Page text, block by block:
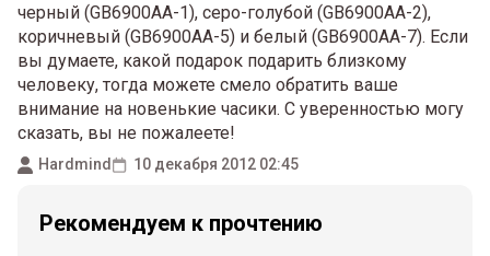
черный (GB6900AA-1), серо-голубой (GB6900AA-2),
коричневый (GB6900AA-5) и белый (GB6900AA-7). Если
вы думаете, какой подарок подарить близкому
человеку, тогда можете смело обратить ваше
внимание на новенькие часики. С уверенностью могу
сказать, вы не пожалеете!
Hardmind 10 декабря 2012 02:45
Рекомендуем к прочтению